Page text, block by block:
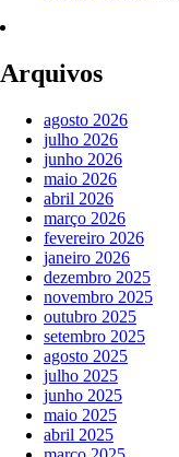
Arquivos
agosto 2026
julho 2026
junho 2026
maio 2026
abril 2026
março 2026
fevereiro 2026
janeiro 2026
dezembro 2025
novembro 2025
outubro 2025
setembro 2025
agosto 2025
julho 2025
junho 2025
maio 2025
abril 2025